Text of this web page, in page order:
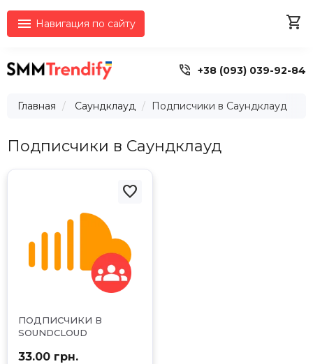
 Навигация по сайту 
 +38 (093) 039-92-84
Главная Саундклауд Подписчики в Саундклауд
Подписчики в Саундклауд

ПОДПИСЧИКИ В
SOUNDCLOUD
33.00 грн.